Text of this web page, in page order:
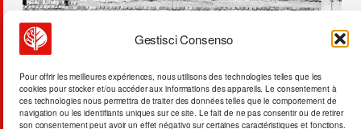
Gestisci Consenso
Pour offrir les meilleures expériences, nous utilisons des technologies telles que les
cookies pour stocker et/ou accéder aux informations des appareils. Le consentement à
ces technologies nous permettra de traiter des données telles que le comportement de
navigation ou les identifiants uniques sur ce site. Le fait de ne pas consentir ou de retirer
son consentement peut avoir un effet négativo sur certaines caractéristiques et fonctions.
fermeture du détroit d’hormuz :
le brent à 73$/baril